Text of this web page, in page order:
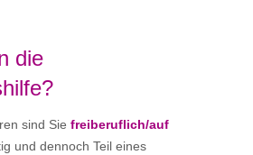
die
sind Sie freiberuflich/auf
und dennoch Teil eines